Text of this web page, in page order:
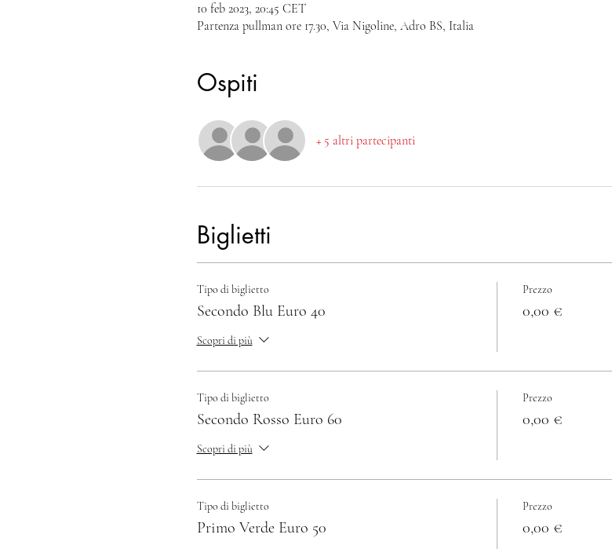
10 feb 2023, 20:45 CET
Partenza pullman ore 17.30, Via Nigoline, Adro BS, Italia
Ospiti
+ 5 altri partecipanti
Biglietti
Tipo di biglietto
Secondo Blu Euro 40
Scopri di più
Prezzo
0,00 €
Tipo di biglietto
Secondo Rosso Euro 60
Scopri di più
Prezzo
0,00 €
Tipo di biglietto
Primo Verde Euro 50
Prezzo
0,00 €